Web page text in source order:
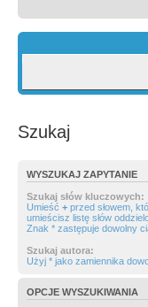
Szukaj
WYSZUKAJ ZAPYTANIE
Szukaj słów kluczowych:
Umieść + przed słowem,
umieścisz listę słów
Znak * zastępuje dowolny
Szukaj autora:
Użyj * jako zamiennika
OPCJE WYSZUKIWANIA